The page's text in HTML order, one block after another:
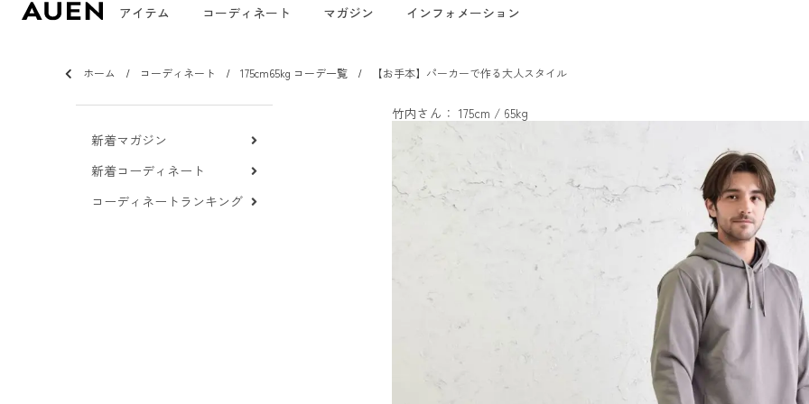
アイテム コーディネート マガジン インフォメーション
ホーム コーディネート 175cm65kg コーデ一覧 【お手本】パーカーで作る大人スタイル
新着マガジン
新着コーディネート
コーディネートランキング
竹内さん： 175cm / 65kg